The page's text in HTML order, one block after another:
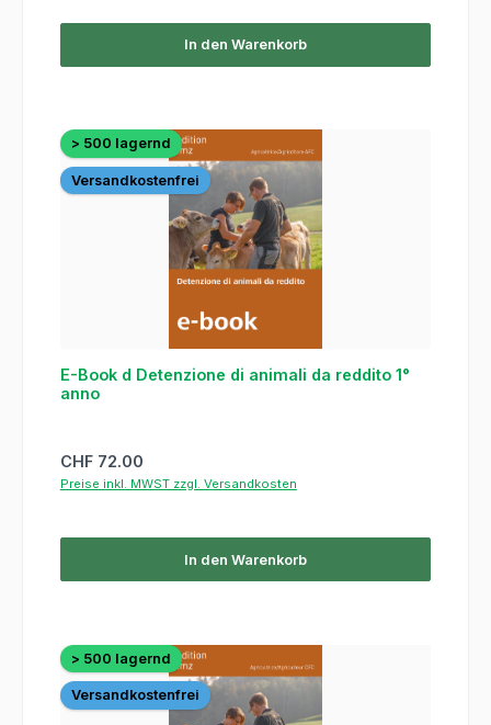
In den Warenkorb
> 500 lagernd
Versandkostenfrei
E-Book d Detenzione di animali da reddito 1°
anno
Regulärer Preis:
CHF 72.00
Preise inkl. MWST zzgl. Versandkosten
In den Warenkorb
> 500 lagernd
Versandkostenfrei